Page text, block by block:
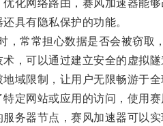
网络路由，赛风加速器能够
有隐私保护的功能。
常常担心数据是否会被窃取，
可以通过建立安全的虚拟隧
限制，让用户无限畅游于全
网站或应用的访问，使用赛
器节点，赛风加速器可以实